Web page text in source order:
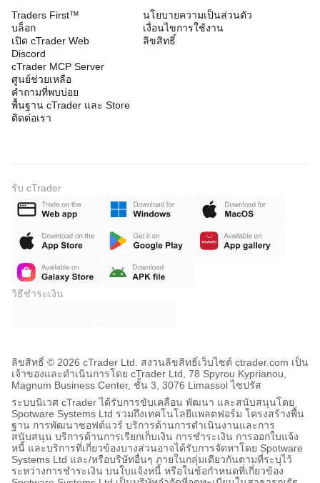
Traders First™
บล็อก
เปิด cTrader Web
Discord
cTrader MCP Server
ศูนย์ช่วยเหลือ
คำถามที่พบบ่อย
พื้นฐาน cTrader และ Store
ติดต่อเรา
นโยบายความเป็นส่วนตัว
เงื่อนไขการใช้งาน
ลิขสิทธิ์
รับ cTrader
วิธีชำระเงิน
ลิขสิทธิ์ © 2026 cTrader Ltd. สงวนลิขสิทธิ์เว็บไซต์ ctrader.com เป็น
เจ้าของและดำเนินการโดย cTrader Ltd, 78 Spyrou Kyprianou,
Magnum Business Center, ชั้น 3, 3076 Limassol ไซปรัส
ระบบนิเวศ cTrader ได้รับการขับเคลื่อน พัฒนา และสนับสนุนโดย
Spotware Systems Ltd รวมถึงเทคโนโลยีแพลตฟอร์ม โครงสร้างพื้น
ฐาน การพัฒนาซอฟต์แวร์ บริการด้านการดำเนินงานและการ
สนับสนุน บริการด้านการเรียกเก็บเงิน การชำระเงิน การออกใบแจ้ง
หนี้ และบริการที่เกี่ยวข้องบางส่วนอาจได้รับการจัดหาโดย Spotware
Systems Ltd และ/หรือบริษัทอื่นๆ ภายในกลุ่มเดียวกันตามที่ระบุไว้
ระหว่างการชำระเงิน บนใบแจ้งหนี้ หรือในข้อกำหนดที่เกี่ยวข้อง